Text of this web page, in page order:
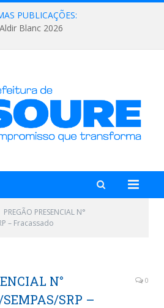
PUBLICAÇÕES:
Blanc 2026
PREGÃO PRESENCIAL N°
– Fracassado
N°
SRP –
0